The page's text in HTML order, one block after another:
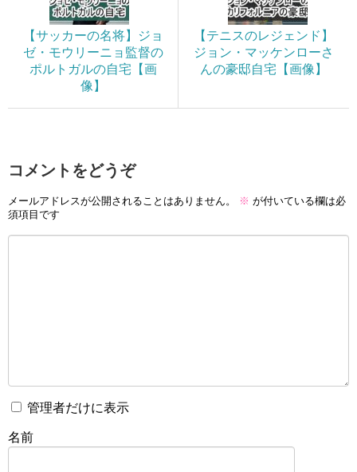
【サッカーの名将】ジョ
ゼ・モウリーニョ監督の
ポルトガルの自宅【画
像】
【テニスのレジェンド】
ジョン・マッケンローさ
んの豪邸自宅【画像】
コメントをどうぞ
メールアドレスが公開されることはありません。 ※ が付いている欄は必
須項目です
管理者だけに表示
名前